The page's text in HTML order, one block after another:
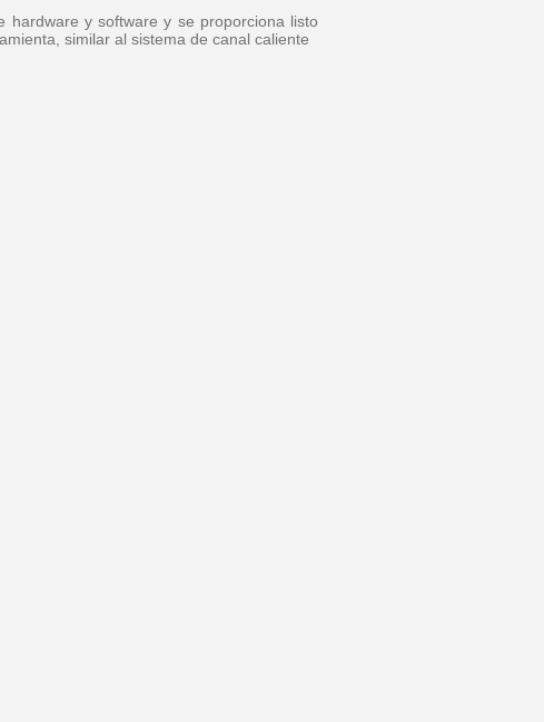
hardware y software y se proporciona listo
similar al sistema de canal caliente